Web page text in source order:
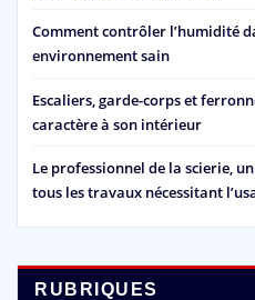
Comment contrôler l’humidité
environnement sain
Escaliers, garde-corps et
caractère à son intérieur
Le professionnel de la scierie,
tous les travaux nécessitant
RUBRIQUES